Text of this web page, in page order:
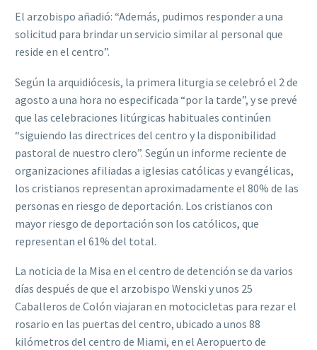
El arzobispo añadió: “Además, pudimos responder a una
solicitud para brindar un servicio similar al personal que
reside en el centro”.
Según la arquidiócesis, la primera liturgia se celebró el 2 de
agosto a una hora no especificada “por la tarde”, y se prevé
que las celebraciones litúrgicas habituales continúen
“siguiendo las directrices del centro y la disponibilidad
pastoral de nuestro clero”. Según un informe reciente de
organizaciones afiliadas a iglesias católicas y evangélicas,
los cristianos representan aproximadamente el 80% de las
personas en riesgo de deportación. Los cristianos con
mayor riesgo de deportación son los católicos, que
representan el 61% del total.
La noticia de la Misa en el centro de detención se da varios
días después de que el arzobispo Wenski y unos 25
Caballeros de Colón viajaran en motocicletas para rezar el
rosario en las puertas del centro, ubicado a unos 88
kilómetros del centro de Miami, en el Aeropuerto de